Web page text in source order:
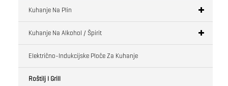
Kuhanje Na Plin
Kuhanje Na Alkohol / Špirit
Električno-Indukcijske Ploče Za Kuhanje
Roštilj I Grill